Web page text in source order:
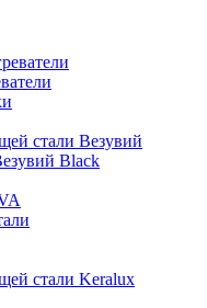
стали Везувий
Black
стали Keralux